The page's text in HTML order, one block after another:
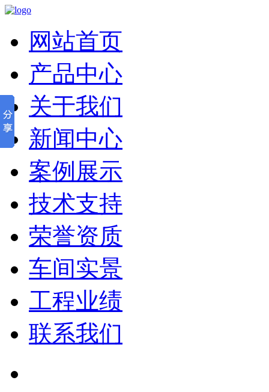
网站首页
产品中心
关于我们
新闻中心
案例展示
技术支持
荣誉资质
车间实景
工程业绩
联系我们